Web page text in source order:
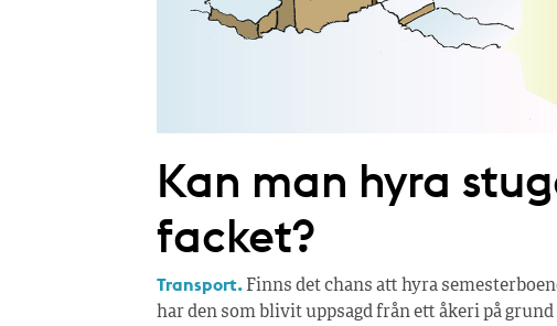
Kan man hyra
facket?
Transport. Finns det chans att hyra
har den som blivit uppsagd från ett åkeri på